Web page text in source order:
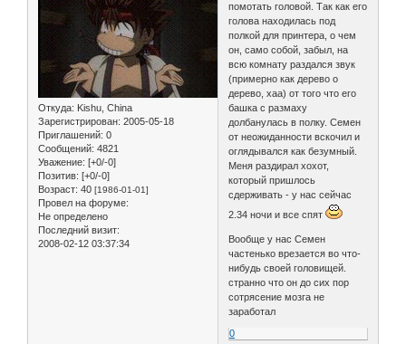
Откуда: Kishu, China
Зарегистрирован: 2005-05-18
Приглашений: 0
Сообщений: 4821
Уважение: [+0/-0]
Позитив: [+0/-0]
Возраст: 40 [1986-01-01]
Провел на форуме:
Не определено
Последний визит:
2008-02-12 03:37:34
помотать головой. Так как его
голова находилась под
полкой для принтера, о чем
он, само собой, забыл, на
всю комнату раздался звук
(примерно как дерево о
дерево, хаа) от того что его
башка с размаху
долбанулась в полку. Семен
от неожиданности вскочил и
оглядывался как безумный.
Меня раздирал хохот,
который пришлось
сдерживать - у нас сейчас
2.34 ночи и все спят
Вообще у нас Семен
частенько врезается во что-
нибудь своей головищей.
странно что он до сих пор
сотрясение мозга не
заработал
0